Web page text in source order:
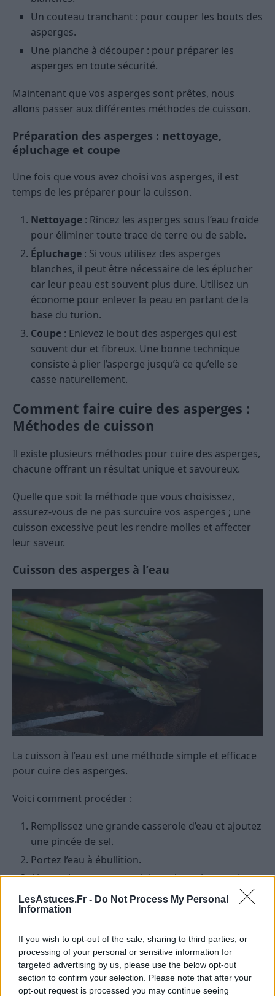
LesAstuces.Fr - Do Not Process My Personal
Information
If you wish to opt-out of the sale, sharing to third parties, or
processing of your personal or sensitive information for
targeted advertising by us, please use the below opt-out
section to confirm your selection. Please note that after your
opt-out request is processed you may continue seeing
Un couteau tranchant : pour couper les bouts des
asperges.
Une planche à découper : pour préparer les
asperges en toute sécurité.
Maintenant que vos asperges sont prêtes, nous
allons passer aux différentes méthodes de cuisson.
Préparation des asperges : nettoyage,
épluchage et coupe
Une fois que vous avez choisi vos asperges, il est
temps de les préparer pour la cuisson.
Nettoyage : Rincez les asperges sous l’eau froide
pour éliminer toute trace de terre ou de sable.
Épluchage : Si vous utilisez des asperges
blanches, il peut être nécessaire de les éplucher
car leur peau est souvent plus dure. Utilisez un
économe pour enlever la peau en partant de la
base du turion.
Coupe : Enlevez le bout des asperges qui est
souvent dur et fibreux. Une bonne technique
consiste à plier l’asperge jusqu’à ce qu’elle se
casse naturellement.
Comment faire cuire des asperges :
Méthodes de cuisson
Il existe plusieurs méthodes pour cuire des asperges,
chacune offrant un résultat unique et savoureux.
Quelle que soit la méthode que vous choisissez,
assurez-vous de ne pas surcuire vos asperges ; une
cuisson excessive peut les rendre molles et affecter
leur saveur.
Cuisson des asperges à l’eau
La cuisson à l’eau est une méthode simple et efficace
pour cuire des asperges.
Voici comment procéder :
Remplissez une grande casserole d’eau et ajoutez
une pincée de sel.
Portez l’eau à ébullition.
Ajoutez les asperges et laissez-les cuire pendant
environ 3-5 minutes pour les asperges vertes et
violettes, et 10-15 minutes pour les asperges
Égouttez les asperges et servez immédiatement.
Cuisson des asperges à la vapeur